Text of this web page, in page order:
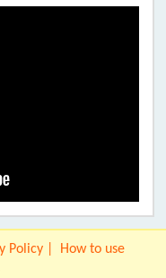
Policy
How to use